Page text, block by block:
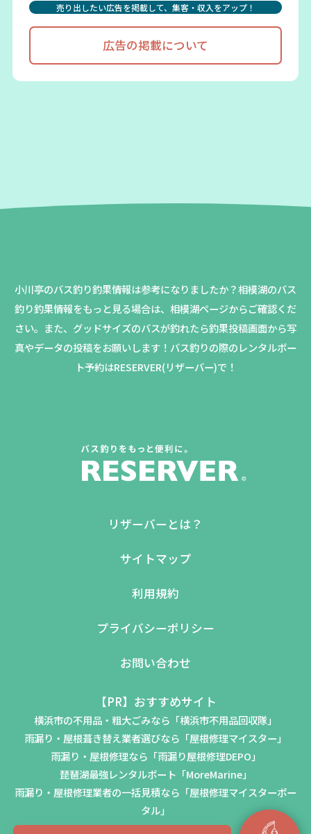
売り出したい広告を掲載して、集客・収入をアップ！
広告の掲載について
小川亭のバス釣り釣果情報は参考になりましたか？相模湖のバス
釣り釣果情報をもっと見る場合は、相模湖ページからご確認くだ
さい。 また、グッドサイズのバスが釣れたら釣果投稿画面から写
真やデータの投稿をお願いします！バス釣りの際のレンタルボー
ト予約はRESERVER(リザーバー)で！
リザーバーとは？
サイトマップ
利用規約
プライバシーポリシー
お問い合わせ
【PR】おすすめサイト
横浜市の不用品・粗大ごみなら「横浜市不用品回収隊」
雨漏り・屋根葺き替え業者選びなら「屋根修理マイスター」
雨漏り・屋根修理なら「雨漏り屋根修理DEPO」
琵琶湖最強レンタルボート「MoreMarine」
雨漏り・屋根修理業者の一括見積なら「屋根修理マイスターポー
タル」